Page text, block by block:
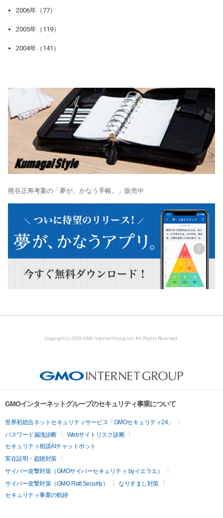
2006年（77）
2005年（119）
2004年（141）
熊谷正寿考案の「夢が、かなう手帳。」販売中
Copyright (c) 2026 GMO Internet Group, Inc. All Rights Reserved.
GMOインターネットグループのセキュリティ事業について
世界初総合ネットセキュリティサービス「GMOセキュリティ24」
パスワード漏洩診断
Webサイトリスク診断
セキュリティ相談AIチャットボット
実在証明・盗聴対策
サイバー攻撃対策（GMOサイバーセキュリティ byイエラエ）
サイバー攻撃対策（GMO Flatt Security）
なりすまし対策
セキュリティ事業の軌跡